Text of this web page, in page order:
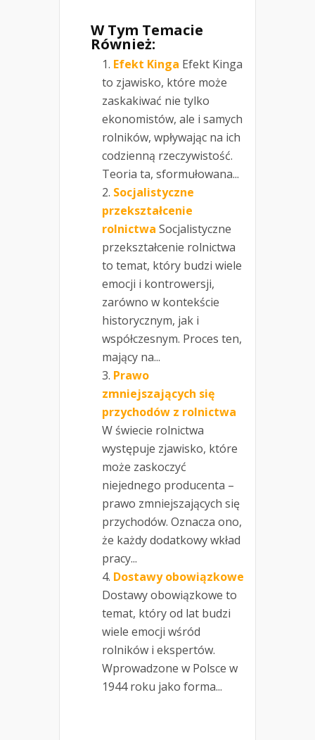
W Tym Temacie
Również:
Efekt Kinga Efekt Kinga
to zjawisko, które może
zaskakiwać nie tylko
ekonomistów, ale i samych
rolników, wpływając na ich
codzienną rzeczywistość.
Teoria ta, sformułowana...
Socjalistyczne
przekształcenie
rolnictwa Socjalistyczne
przekształcenie rolnictwa
to temat, który budzi wiele
emocji i kontrowersji,
zarówno w kontekście
historycznym, jak i
współczesnym. Proces ten,
mający na...
Prawo
zmniejszających się
przychodów z rolnictwa
W świecie rolnictwa
występuje zjawisko, które
może zaskoczyć
niejednego producenta –
prawo zmniejszających się
przychodów. Oznacza ono,
że każdy dodatkowy wkład
pracy...
Dostawy obowiązkowe
Dostawy obowiązkowe to
temat, który od lat budzi
wiele emocji wśród
rolników i ekspertów.
Wprowadzone w Polsce w
1944 roku jako forma...